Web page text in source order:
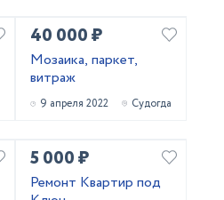
40 000 ₽
Мозаика, паркет,
витраж
9 апреля 2022 Судогда
5 000 ₽
Ремонт Квартир под